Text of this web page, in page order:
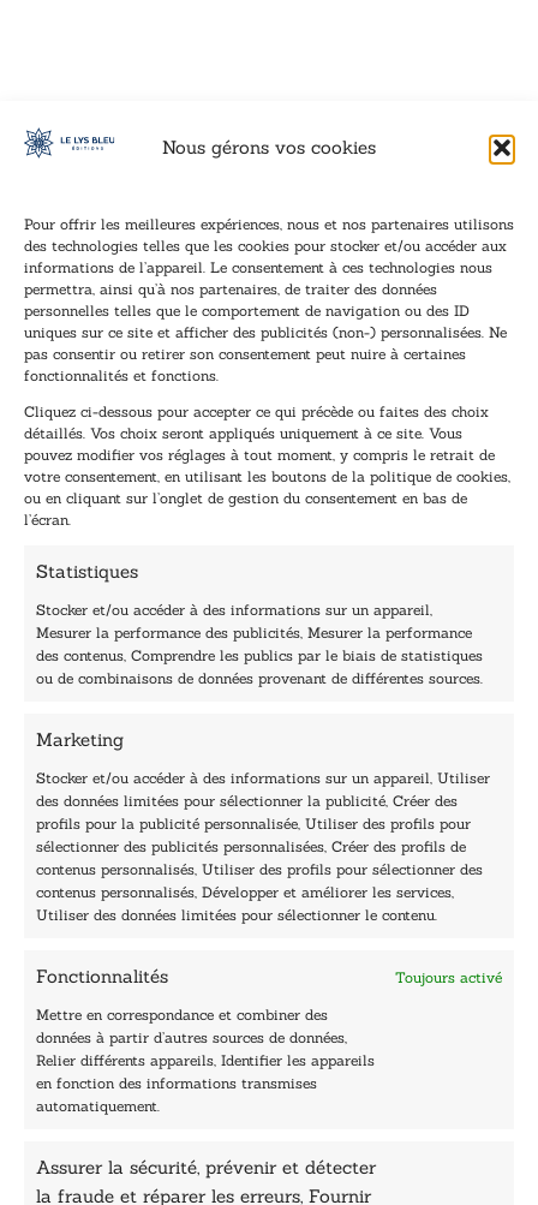
Nous gérons vos cookies
Pour offrir les meilleures expériences, nous et nos partenaires utilisons
des technologies telles que les cookies pour stocker et/ou accéder aux
informations de l’appareil. Le consentement à ces technologies nous
permettra, ainsi qu’à nos partenaires, de traiter des données
personnelles telles que le comportement de navigation ou des ID
uniques sur ce site et afficher des publicités (non-) personnalisées. Ne
pas consentir ou retirer son consentement peut nuire à certaines
fonctionnalités et fonctions.
Cliquez ci-dessous pour accepter ce qui précède ou faites des choix
détaillés. Vos choix seront appliqués uniquement à ce site. Vous
pouvez modifier vos réglages à tout moment, y compris le retrait de
votre consentement, en utilisant les boutons de la politique de cookies,
ou en cliquant sur l’onglet de gestion du consentement en bas de
l’écran.
Statistiques
Stocker et/ou accéder à des informations sur un appareil,
Mesurer la performance des publicités, Mesurer la performance
des contenus, Comprendre les publics par le biais de statistiques
ou de combinaisons de données provenant de différentes sources.
Marketing
Stocker et/ou accéder à des informations sur un appareil, Utiliser
des données limitées pour sélectionner la publicité, Créer des
profils pour la publicité personnalisée, Utiliser des profils pour
sélectionner des publicités personnalisées, Créer des profils de
contenus personnalisés, Utiliser des profils pour sélectionner des
contenus personnalisés, Développer et améliorer les services,
Utiliser des données limitées pour sélectionner le contenu.
Fonctionnalités Toujours activé
Mettre en correspondance et combiner des
données à partir d’autres sources de données,
Relier différents appareils, Identifier les appareils
en fonction des informations transmises
automatiquement.
Assurer la sécurité, prévenir et détecter
la fraude et réparer les erreurs, Fournir
Inscription à la newsletter
Inscrivez-vous à notre newsletter et recevez nos
dernières nouvelles.
E
-
m
a
i
E
m
a
i
l
*
TENEZ-MOI AU COURANT !
40, rue du Louvre 75001 Paris
Horaires du standard
De mardi à vendredi :
9h - 12h et 13h30 - 16h30
Lundi, samedi et dimanche : fermé
Navigation
Accueil
Les Plumes du Lys Bleu
Prix sciences humaines et sociales
Nos collections
Nos auteurs
Catalogue
Sciences humaines
Pratique